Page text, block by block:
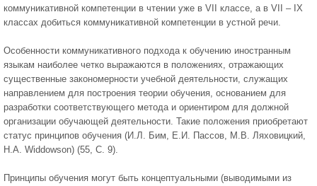
коммуникативной компетенции в чтении уже в VII классе, а в VII – IX
классах добиться коммуникативной компетенции в устной речи.
Особенности коммуникативного подхода к обучению иностранным
языкам наиболее четко выражаются в положениях, отражающих
существенные закономерности учебной деятельности, служащих
направлением для построения теории обучения, основанием для
разработки соответствующего метода и ориентиром для должной
организации обучающей деятельности. Такие положения приобретают
статус принципов обучения (И.Л. Бим, Е.И. Пассов, М.В. Ляховицкий,
H.A. Widdowson) (55, С. 9).
Принципы обучения могут быть концептуальными (выводимыми из